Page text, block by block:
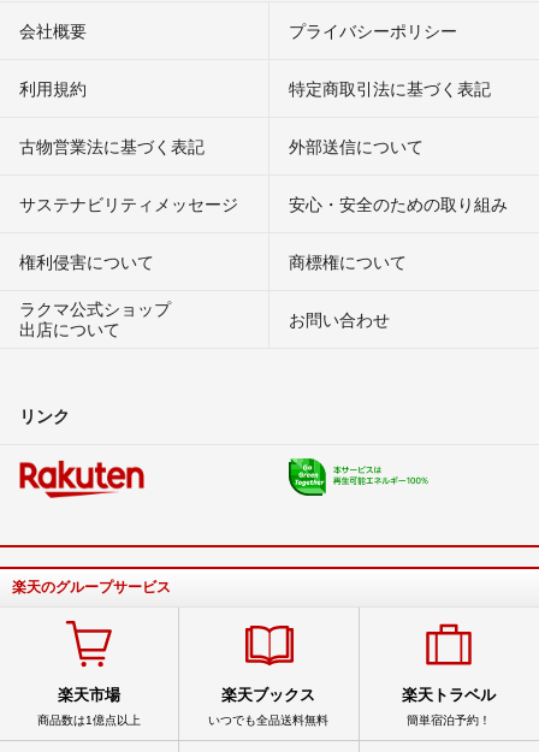
会社概要 プライバシーポリシー
利用規約 特定商取引法に基づく表記
古物営業法に基づく表記 外部送信について
サステナビリティメッセージ 安心・安全のための取り組み
権利侵害について
商標権について
ラクマ公式ショップ
出店について
お問い合わせ
リンク
楽天のグループサービス
楽天市場
商品数は1億点以上
楽天ブックス
いつでも全品送料無料
楽天トラベル
簡単宿泊予約！